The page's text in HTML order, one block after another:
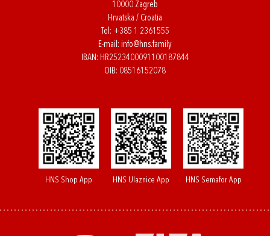
10000 Zagreb
Hrvatska / Croatia
Tel: +385 1 2361555
E-mail: info@hns.family
IBAN: HR2523400091100187844
OIB: 08516152078
HNS Shop App HNS Ulaznice App HNS Semafor App